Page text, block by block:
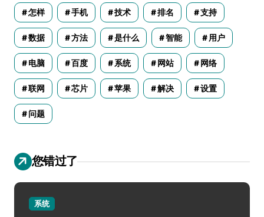
怎样 手机 技术 排名 支持
数据 方法 是什么 智能 用户
电脑 百度 系统 网站 网络
联网 芯片 苹果 解决 设置
问题
您错过了
系统